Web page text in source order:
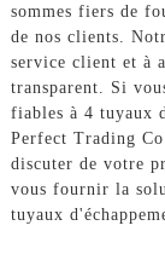
sommes fiers de
de nos clients.
service client et à
transparent. Si
fiables à 4 tuyaux
Perfect Trading
discuter de votre
vous fournir la
tuyaux